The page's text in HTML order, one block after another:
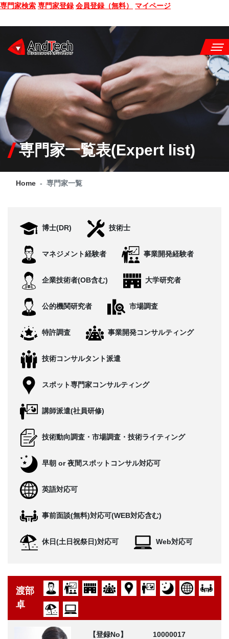
専門家検索 専門家登録 会員登録（無料） マイページ
SEMINAR
BOOK
CONSULTING
SERVICE
Q&A
CONTACT
専門家一覧表(Expert list)
Home 専門家一覧
博士(DR) 技術士
マネジメント経験者 事業開発経験者
企業技術者(OB含む) 大学研究者
公的機関研究者 市場調査
特許調査 事業開発コンサルティング
技術コンサルタント派遣
スポット専門家コンサルティング
講師派遣(社員研修)
技術動向調査・市場調査・技術ライティング
早朝 or 夜間スポットコンサル対応可
英語対応可
事前面談(無料)対応可(WEB対応含む)
休日(土日祝祭日)対応可 Web対応可
渡部
卓
【登録No】
10000017